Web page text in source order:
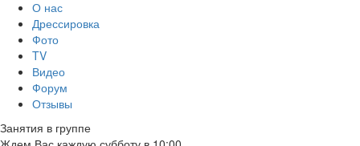
О нас
Дрессировка
Фото
TV
Видео
Форум
Отзывы
Занятия в группе